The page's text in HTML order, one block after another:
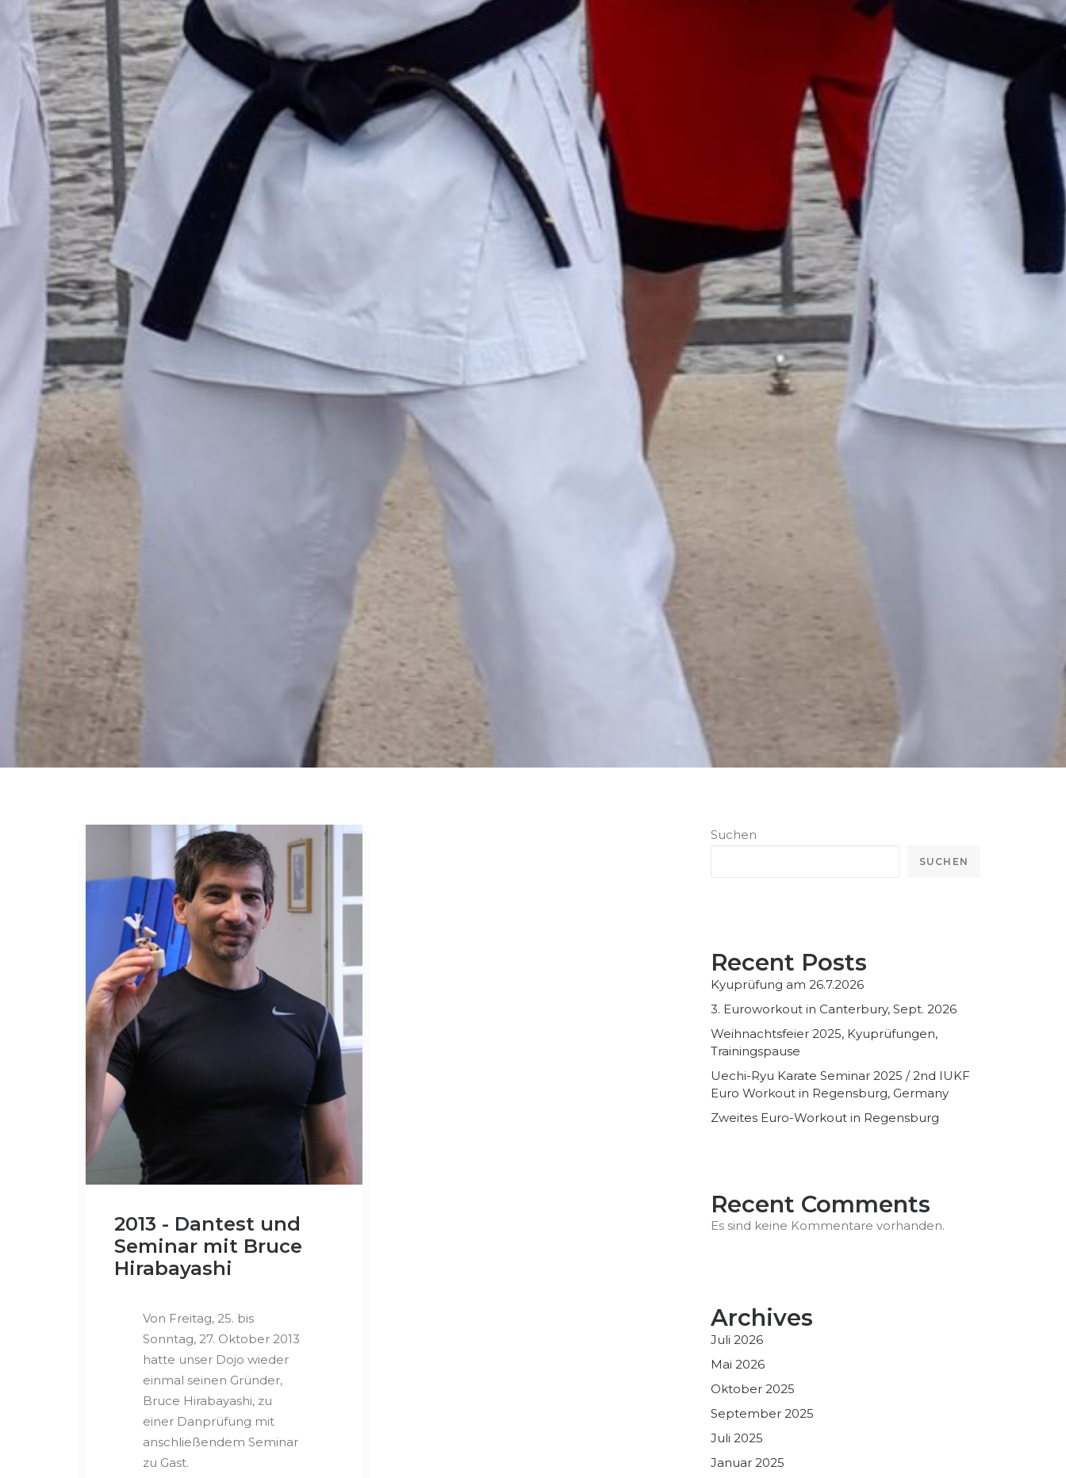
2013 - Dantest und
Seminar mit Bruce
Hirabayashi
Von Freitag, 25. bis
Sonntag, 27. Oktober 2013
hatte unser Dojo wieder
einmal seinen Gründer,
Bruce Hirabayashi, zu
einer Danprüfung mit
anschließendem Seminar
zu Gast.
Suchen
SUCHEN
Recent Posts
Kyuprüfung am 26.7.2026
3. Euroworkout in Canterbury, Sept. 2026
Weihnachtsfeier 2025, Kyuprüfungen,
Trainingspause
Uechi-Ryu Karate Seminar 2025 / 2nd IUKF
Euro Workout in Regensburg, Germany
Zweites Euro-Workout in Regensburg
Recent Comments
Es sind keine Kommentare vorhanden.
Archives
Juli 2026
Mai 2026
Oktober 2025
September 2025
Juli 2025
Januar 2025